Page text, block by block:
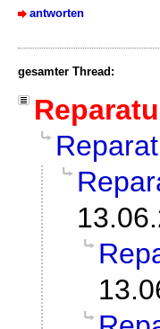
antworten
gesamter Thread: